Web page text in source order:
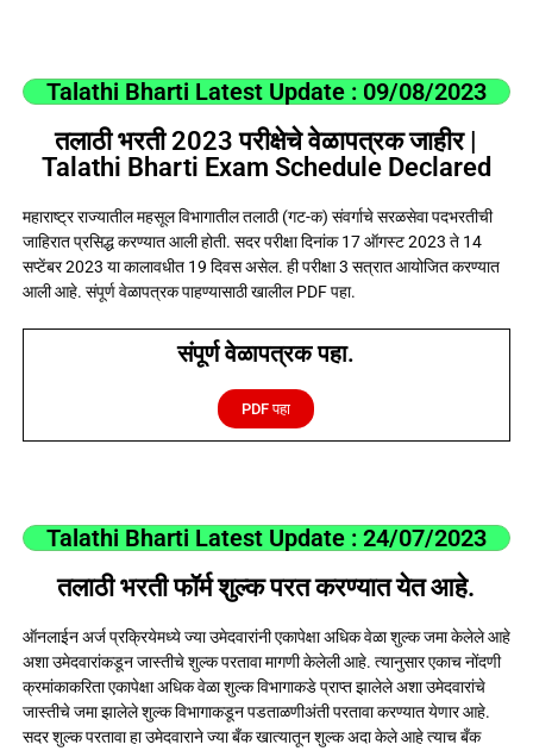
Talathi Bharti Latest Update : 09/08/2023
तलाठी भरती 2023 परीक्षेचे वेळापत्रक जाहीर |
Talathi Bharti Exam Schedule Declared
महाराष्ट्र राज्यातील महसूल विभागातील तलाठी (गट-क) संवर्गाचे सरळसेवा पदभरतीची
जाहिरात प्रसिद्ध करण्यात आली होती. सदर परीक्षा दिनांक 17 ऑगस्ट 2023 ते 14
सप्टेंबर 2023 या कालावधीत 19 दिवस असेल. ही परीक्षा 3 सत्रात आयोजित करण्यात
आली आहे. संपूर्ण वेळापत्रक पाहण्यासाठी खालील PDF पहा.
संपूर्ण वेळापत्रक पहा.
PDF पहा
Talathi Bharti Latest Update : 24/07/2023
तलाठी भरती फॉर्म शुल्क परत करण्यात येत आहे.
ऑनलाईन अर्ज प्रक्रियेमध्ये ज्या उमेदवारांनी एकापेक्षा अधिक वेळा शुल्क जमा केलेले आहे
अशा उमेदवारांकडून जास्तीचे शुल्क परतावा मागणी केलेली आहे. त्यानुसार एकाच नोंदणी
क्रमांकाकरिता एकापेक्षा अधिक वेळा शुल्क विभागाकडे प्राप्त झालेले अशा उमेदवारांचे
जास्तीचे जमा झालेले शुल्क विभागाकडून पडताळणीअंती परतावा करण्यात येणार आहे.
सदर शुल्क परतावा हा उमेदवाराने ज्या बँक खात्यातून शुल्क अदा केले आहे त्याच बँक